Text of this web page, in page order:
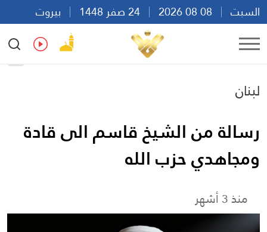
السبت
بيروت
10:49
Ar
لبنان
رسالة من الشيخ قاسم الى قادة
ومجاهدي حزب الله
منذ 3 أشهر